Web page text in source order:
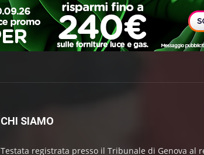
CHI SIAMO
Testata registrata presso il Tribunale di Genova al